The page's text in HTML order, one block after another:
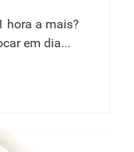
hora a mais?
em dia...